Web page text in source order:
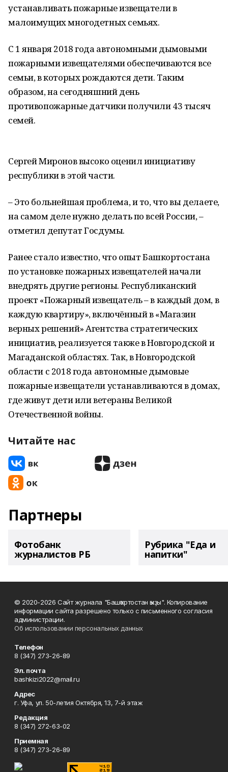
устанавливать пожарные извещатели в
малоимущих многодетных семьях.
С 1 января 2018 года автономными дымовыми
пожарными извещателями обеспечиваются все
семьи, в которых рождаются дети. Таким
образом, на сегодняшний день
противопожарные датчики получили 43 тысяч
семей.
Сергей Миронов высоко оценил инициативу
республики в этой части.
– Это больнейшая проблема, и то, что вы делаете,
на самом деле нужно делать по всей России, –
отметил депутат Госдумы.
Ранее стало известно, что опыт Башкортостана
по установке пожарных извещателей начали
внедрять другие регионы. Республиканский
проект «Пожарный извещатель – в каждый дом, в
каждую квартиру», включённый в «Магазин
верных решений» Агентства стратегических
инициатив, реализуется также в Новгородской и
Магаданской областях. Так, в Новгородской
области с 2018 года автономные дымовые
пожарные извещатели устанавливаются в домах,
где живут дети или ветераны Великой
Отечественной войны.
Читайте нас
Партнеры
Фотобанк
журналистов РБ
Рубрика "Еда и
напитки"
© 2020-2026 Сайт журнала "Башҡортостан ҡыҙы". Копирование
информации сайта разрешено только с письменного согласия
администрации.
Об использовании персональных данных
Телефон
8 (347) 273-26-89
Эл. почта
bashkizi2022@mail.ru
Адрес
г. Уфа, ул. 50-летия Октября, 13, 7-й этаж
Редакция
8 (347) 272-63-02
Приемная
8 (347) 273-26-89